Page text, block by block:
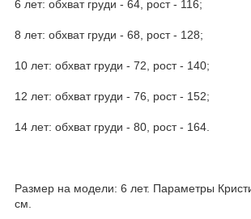
6 лет: обхват груди - 64, рост - 116;
8 лет: обхват груди - 68, рост - 128;
10 лет: обхват груди - 72, рост - 140;
12 лет: обхват груди - 76, рост - 152;
14 лет: обхват груди - 80, рост - 164.
Размер на модели: 6 лет. Параметры
см.